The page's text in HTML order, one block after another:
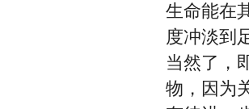
生命能在
度冲淡到
当然了，
物，因为